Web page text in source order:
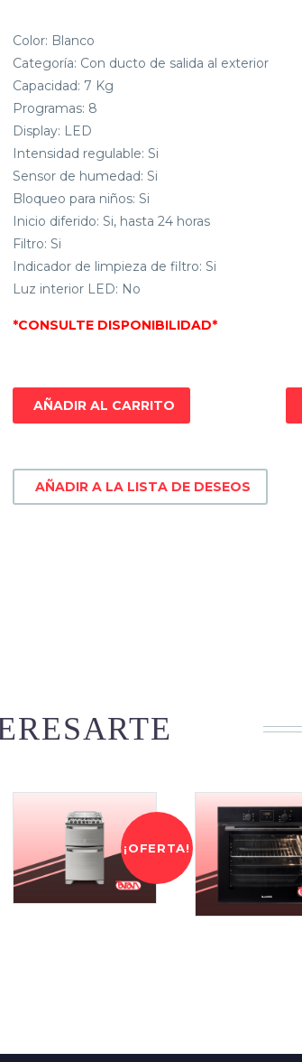
Color: Blanco
Categoría: Con ducto de salida al exterior
Capacidad: 7 Kg
Programas: 8
Display: LED
Intensidad regulable: Si
Sensor de humedad: Si
Bloqueo para niños: Si
Inicio diferido: Si, hasta 24 horas
Filtro: Si
Indicador de limpieza de filtro: Si
Luz interior LED: No
*CONSULTE DISPONIBILIDAD*
AÑADIR AL CARRITO
AÑADIR A LA LISTA DE DESEOS
¡OFERTA!